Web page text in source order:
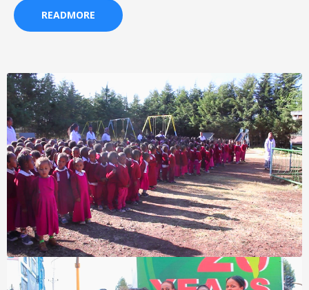
READMORE